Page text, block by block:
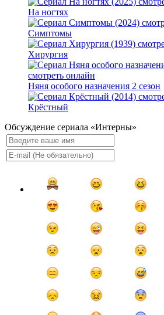
На ногтях
Симптомы
Хирургия
Няня особого назначения 2 сезон
Крёстный
Обсуждение сериала «Интерны»